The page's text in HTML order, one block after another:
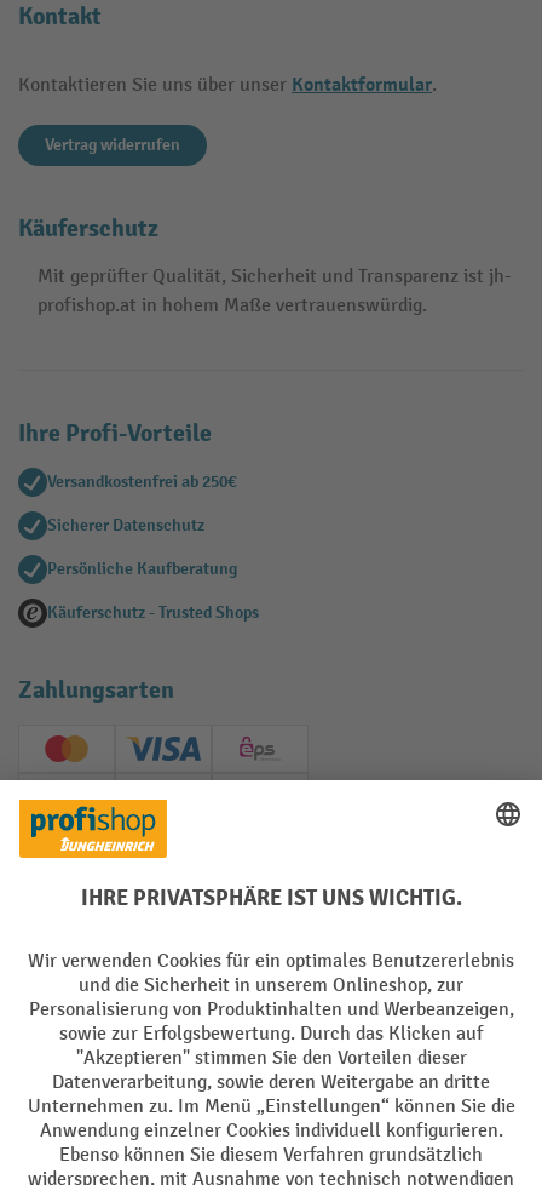
Kontakt
Kontaktieren Sie uns über unser Kontaktformular.
Vertrag widerrufen
Käuferschutz
Mit geprüfter Qualität, Sicherheit und Transparenz ist jh-
profishop.at in hohem Maße vertrauenswürdig.
Ihre Profi-Vorteile
Versandkostenfrei ab 250€
Sicherer Datenschutz
Persönliche Kaufberatung
Käuferschutz - Trusted Shops
Zahlungsarten
Creditcard (Master)Creditcard (Visa)
EPS
PayPal
Soziale Netzwerke
Impressum Datenschutz
Barrierefreiheit Privacy Settings
Alle Preise exkl. gesetzl. Mehrwertsteuer zzgl.Versandkostenund ggf.